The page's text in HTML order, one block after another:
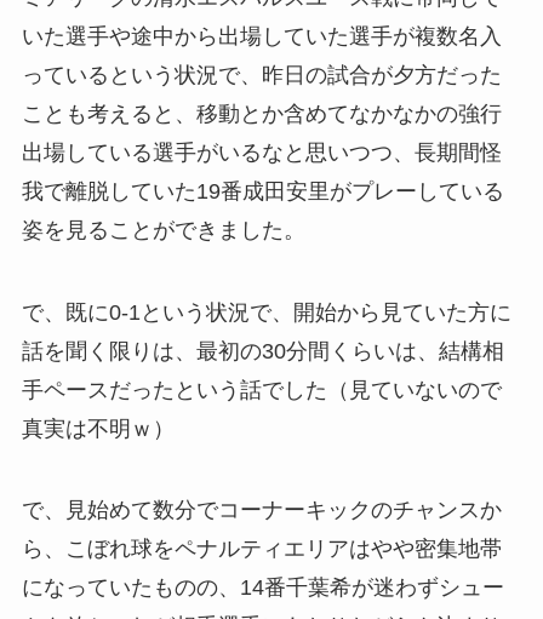
いた選手や途中から出場していた選手が複数名入
っているという状況で、昨日の試合が夕方だった
ことも考えると、移動とか含めてなかなかの強行
出場している選手がいるなと思いつつ、長期間怪
我で離脱していた19番成田安里がプレーしている
姿を見ることができました。
で、既に0-1という状況で、開始から見ていた方に
話を聞く限りは、最初の30分間くらいは、結構相
手ペースだったという話でした（見ていないので
真実は不明ｗ）
で、見始めて数分でコーナーキックのチャンスか
ら、こぼれ球をペナルティエリアはやや密集地帯
になっていたものの、14番千葉希が迷わずシュー